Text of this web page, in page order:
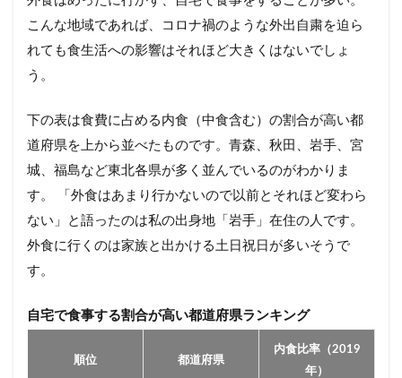
こんな地域であれば、コロナ禍のような外出自粛を迫ら
れても食生活への影響はそれほど大きくはないでしょ
う。
下の表は食費に占める内食（中食含む）の割合が高い都
道府県を上から並べたものです。青森、秋田、岩手、宮
城、福島など東北各県が多く並んでいるのがわかりま
す。 「外食はあまり行かないので以前とそれほど変わら
ない」と語ったのは私の出身地「岩手」在住の人です。
外食に行くのは家族と出かける土日祝日が多いそうで
す。
自宅で食事する割合が高い都道府県ランキング
順位 都道府県
内食比率（2019
年）